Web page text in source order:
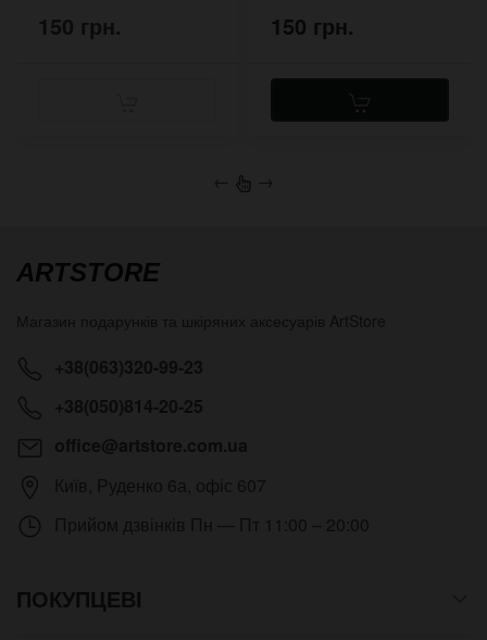
150 грн. 150 грн.
← →
ARTSTORE
ПОКУПЦЕВІ